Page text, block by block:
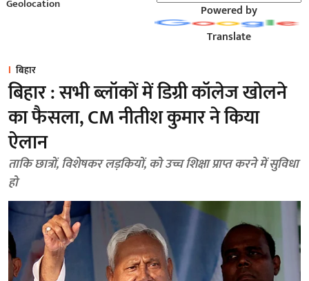
Geolocation
Powered by
Translate
बिहार
बिहार : सभी ब्लॉकों में डिग्री कॉलेज खोलने
का फैसला, CM नीतीश कुमार ने किया
ऐलान
ताकि छात्रों, विशेषकर लड़कियों, को उच्च शिक्षा प्राप्त करने में सुविधा
हो